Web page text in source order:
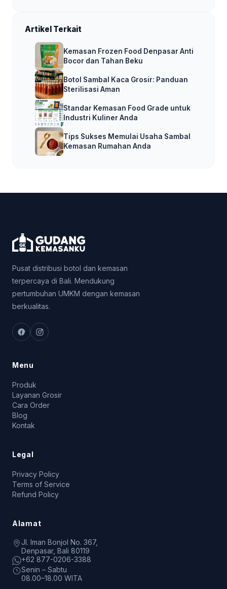
Artikel Terkait
Kemasan Frozen Food Denpasar Anti
Bocor dan Tahan Beku
Botol Sambal Kaca Grosir: Panduan
Sterilisasi Aman
Standar Kemasan Food Grade untuk
Industri Kuliner Anda
Tips Sukses Memulai Usaha Sambal
Kemasan Rumahan Anda
Pusat distribusi botol dan kemasan
terpercaya di Bali. Mendukung
pertumbuhan UMKM dengan kemasan
berkualitas.
Menu
Produk
Layanan Grosir
Cara Order
Blog
Kontak
Legal
Privacy Policy
Terms of Service
Refund Policy
Alamat
Jl. Iman Bonjol No. 367,
Denpasar, Bali 80119
+62 877-0206-3388
Senin – Sabtu
08.00–18.00 WITA